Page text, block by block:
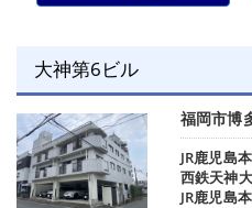
大神第6ビル
福岡市博
JR鹿児島
西鉄天神
JR鹿児島